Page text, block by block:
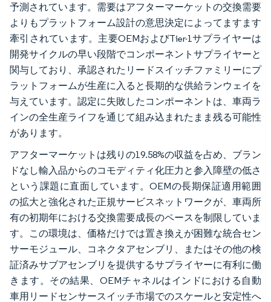
予測されています。需要はアフターマーケットの交換需要
よりもプラットフォーム設計の意思決定によってますます
牽引されています。主要OEMおよびTier-1サプライヤーは
開発サイクルの早い段階でコンポーネントサプライヤーと
関与しており、承認されたリードスイッチファミリーにプ
ラットフォームが生産に入ると長期的な供給ランウェイを
与えています。認定に失敗したコンポーネントは、車両ラ
インの全生産ライフを通じて組み込まれたまま残る可能性
があります。
アフターマーケットは残りの19.58%の収益を占め、ブラン
ドなし輸入品からのコモディティ化圧力と参入障壁の低さ
という課題に直面しています。OEMの長期保証適用範囲
の拡大と強化された正規サービスネットワークが、車両所
有の初期年における交換需要成長のペースを制限していま
す。この環境は、価格だけでは置き換えが困難な統合セン
サーモジュール、コネクタアセンブリ、またはその他の検
証済みサブアセンブリを提供するサプライヤーに有利に働
きます。その結果、OEMチャネルはインドにおける自動
車用リードセンサースイッチ市場でのスケールと安定性へ